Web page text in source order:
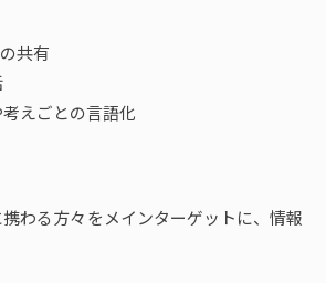
共有
えごとの言語化
わる方々をメインターゲットに、情報